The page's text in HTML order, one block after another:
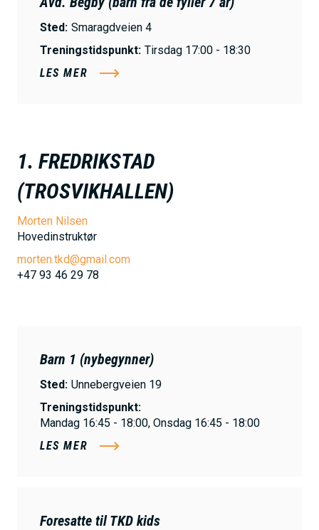
Sted: Smaragdveien 4
Treningstidspunkt: Tirsdag 17:00 - 18:30
LES MER
1. FREDRIKSTAD
(TROSVIKHALLEN)
Morten Nilsen
Hovedinstruktør
morten.tkd@gmail.com
+47 93 46 29 78
Barn 1 (nybegynner)
Sted: Unnebergveien 19
Treningstidspunkt:
Mandag 16:45 - 18:00, Onsdag 16:45 - 18:00
LES MER
Foresatte til TKD kids